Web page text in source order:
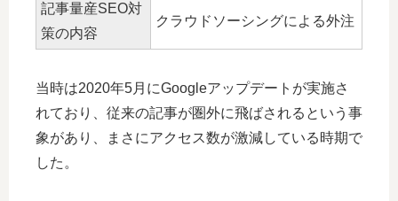
記事量産SEO対
策の内容
クラウドソーシングによる外注
当時は2020年5月にGoogleアップデートが実施さ
れており、従来の記事が圏外に飛ばされるという事
象があり、まさにアクセス数が激減している時期で
した。